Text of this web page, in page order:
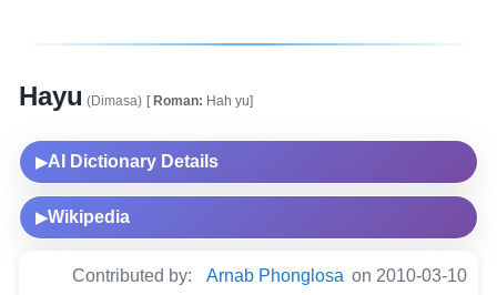
Hayu (Dimasa) [Roman: Hah yu]
▶AI Dictionary Details
▶Wikipedia
Contributed by: Arnab Phonglosa on 2010-03-10